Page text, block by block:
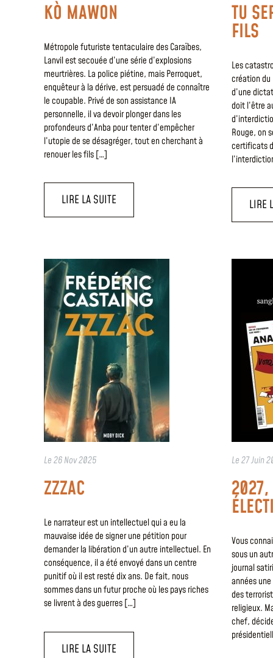
KÒ MAWON
Métropole futuriste tentaculaire des Caraïbes,
Lanvil est secouée d’une série d’explosions
meurtrières. La police piétine, mais Perroquet,
enquêteur à la dérive, est persuadé de connaître
le coupable. Privé de son assistance IA
personnelle, il va devoir plonger dans les
profondeurs d’Anba pour tenter d’empêcher
l’utopie de se désagréger, tout en cherchant à
renouer les fils […]
LIRE LA SUITE
TU
FILS
Les
création du
d’une
doit l’être
Rouge, on
certificats
LIRE
Le26 Nov 2025
ZZZAC
Le narrateur est un intellectuel qui a eu la
mauvaise idée de signer une pétition pour
demander la libération d’un autre intellectuel. En
conséquence, il a été envoyé dans un centre
punitif où il est resté dix ans. De fait, nous
sommes dans un futur proche où les pays riches
se livrent à des guerres […]
LIRE LA SUITE
Le27 Juin
2027,
Vous
sous un
journal
années
des
religieux.
chef,